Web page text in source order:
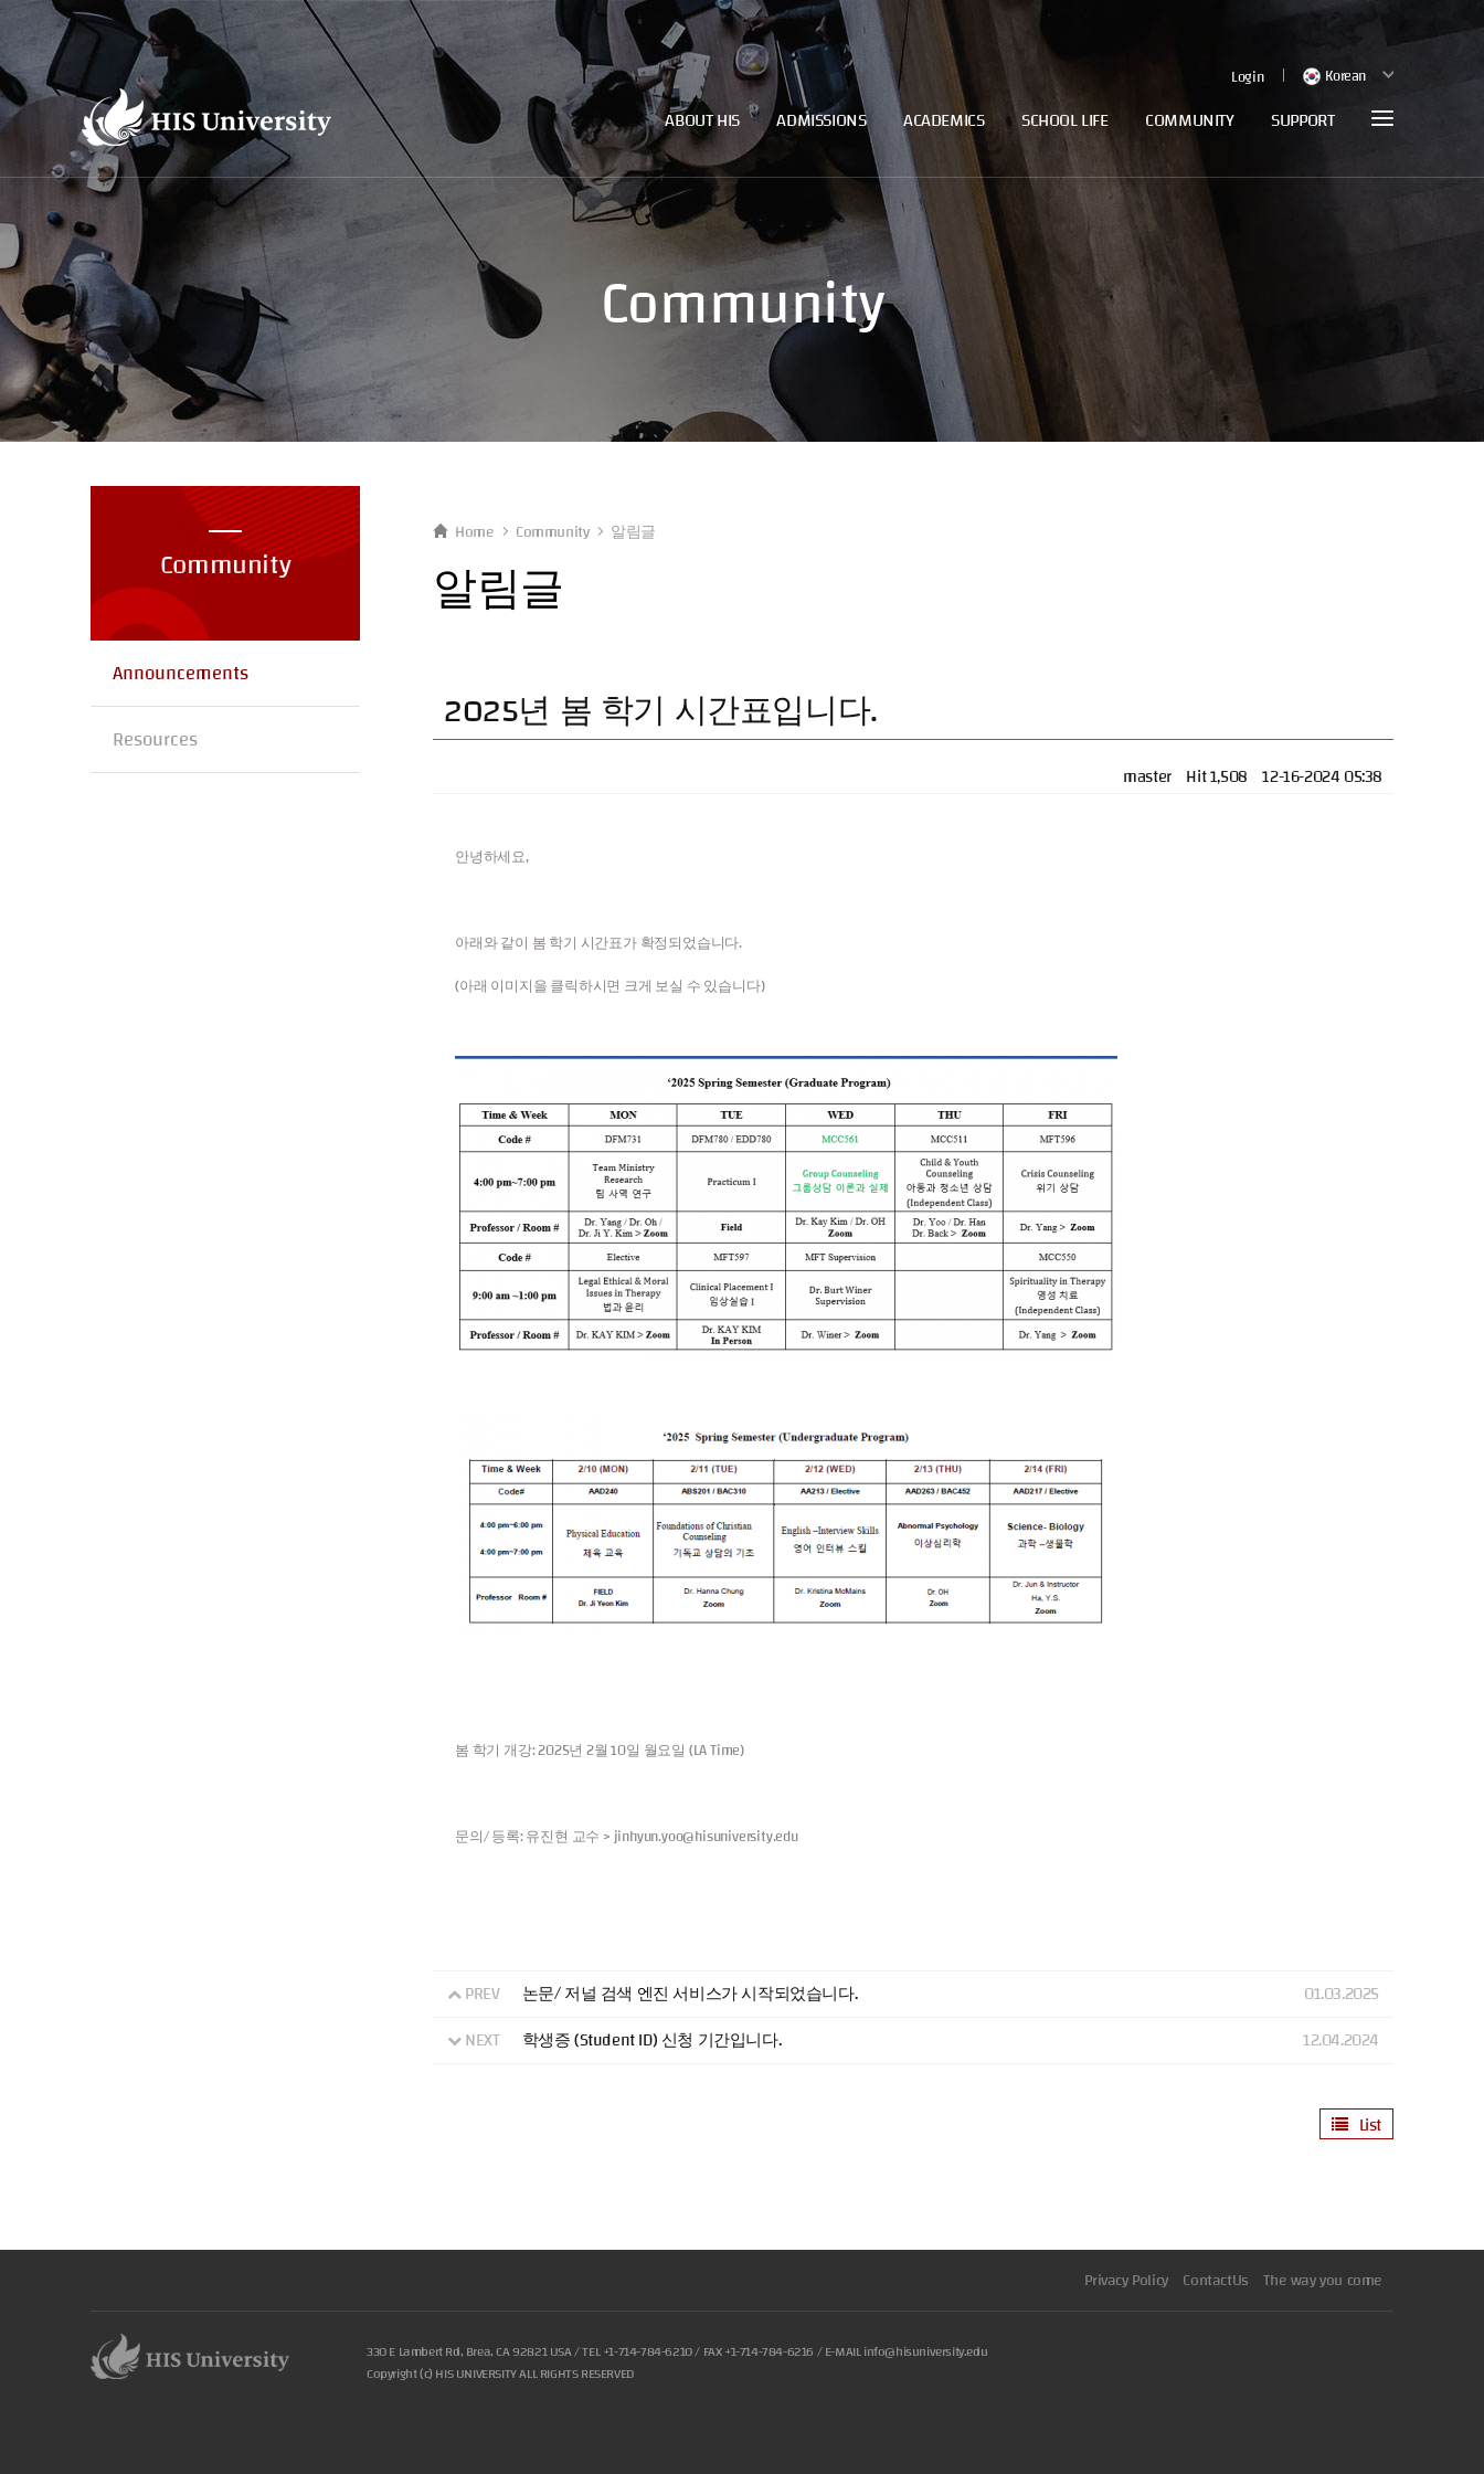
Login Korean
ABOUT HIS ADMISSIONS ACADEMICS SCHOOL LIFE COMMUNITY SUPPORT
Community
Community
Announcements
Resources
Home Community 알림글
알림글
2025년 봄 학기 시간표입니다.
master Hit 1,508 12-16-2024 05:38
안녕하세요,
아래와 같이 봄 학기 시간표가 확정되었습니다.
(아래 이미지을 클릭하시면 크게 보실 수 있습니다)
봄 학기 개강:2025년 2월 10일 월요일 (LA Time)
문의/ 등록:유진현 교수 > jinhyun.yoo@hisuniversity.edu
PREV 논문/ 저널 검색 엔진 서비스가 시작되었습니다.
01.03.2025
NEXT
학생증 (Student ID) 신청 기간입니다. 12.04.2024
List
Privacy Policy ContactUs The way you come
330 E Lambert Rd, Brea, CA 92821 USA / TEL+1-714-784-6210/ FAX +1-714-784-6216 / E-MAILinfo@hisuniversity.edu
Copyright (c) HIS UNIVERSITY ALL RIGHTS RESERVED